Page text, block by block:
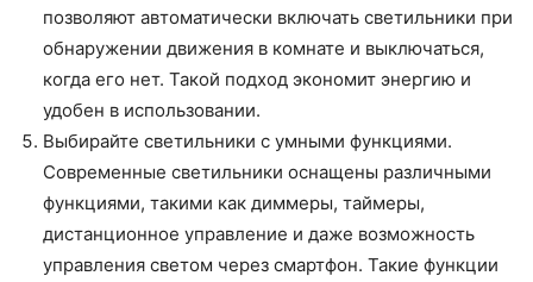
позволяют автоматически включать светильники при
обнаружении движения в комнате и выключаться,
когда его нет. Такой подход экономит энергию и
удобен в использовании.
Выбирайте светильники с умными функциями.
Современные светильники оснащены различными
функциями, такими как диммеры, таймеры,
дистанционное управление и даже возможность
управления светом через смартфон. Такие функции